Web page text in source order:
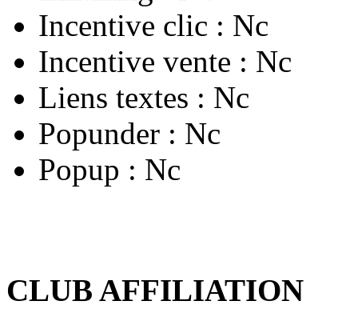
Incentive clic : Nc
Incentive vente : Nc
Liens textes : Nc
Popunder : Nc
Popup : Nc
CLUB AFFILIATION